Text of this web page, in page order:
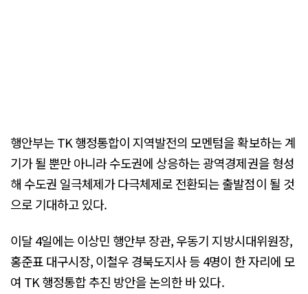
행안부는 TK 행정통합이 지역발전의 모멘텀을 확보하는 계
기가 될 뿐만 아니라 수도권에 상응하는 광역경제권을 형성
해 수도권 일극체제가 다극체제로 전환되는 출발점이 될 것
으로 기대하고 있다.
이달 4일에는 이상민 행안부 장관, 우동기 지방시대위원장,
홍준표 대구시장, 이철우 경북도지사 등 4명이 한 자리에 모
여 TK 행정통합 추진 방안을 논의한 바 있다.